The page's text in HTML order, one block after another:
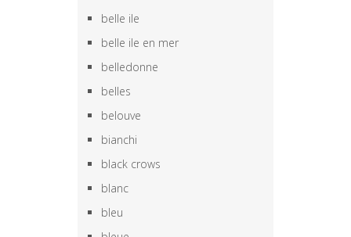
belle ile
belle ile en mer
belledonne
belles
belouve
bianchi
black crows
blanc
bleu